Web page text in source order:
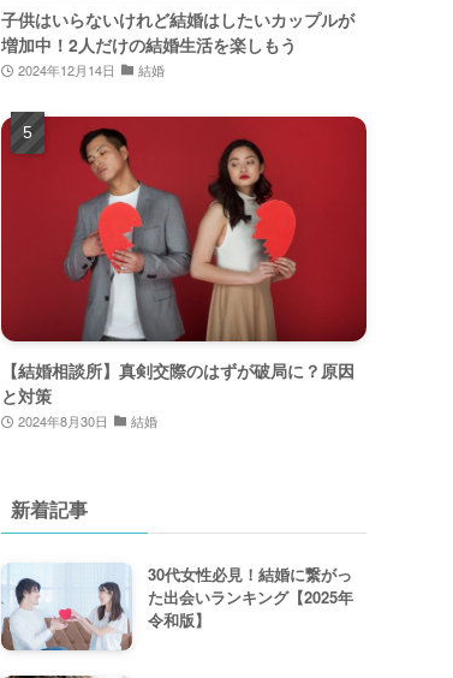
子供はいらないけれど結婚はしたいカップルが
増加中！2人だけの結婚生活を楽しもう
2024年12月14日 結婚
【結婚相談所】真剣交際のはずが破局に？原因
と対策
2024年8月30日 結婚
新着記事
30代女性必見！結婚に繋がっ
た出会いランキング【2025年
令和版】